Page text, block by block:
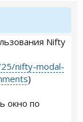
Nifty
nifty-modal-
)
окно по